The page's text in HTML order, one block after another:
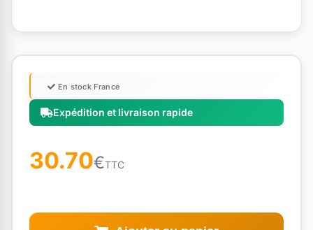
Expédition et livraison rapide
En stock France
30.70€TTC